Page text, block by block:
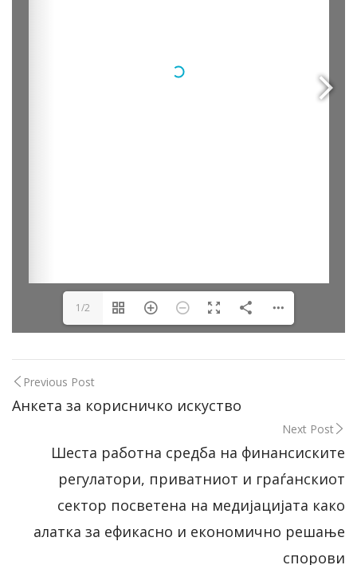
1/2
Previous Post
Анкета за корисничко искуство
Next Post
Шеста работна средба на финансиските
регулатори, приватниот и граѓанскиот
сектор посветена на медијацијата како
алатка за ефикасно и економично решање
спорови